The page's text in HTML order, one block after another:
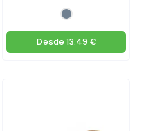
Desde 13.49 €